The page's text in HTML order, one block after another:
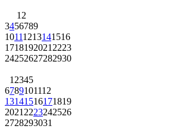
1 2
3456789
10111213141516
1718192021 2223
24252627282930
1 2345
6789101112
13141516171819
2021 2223242526
2728293031